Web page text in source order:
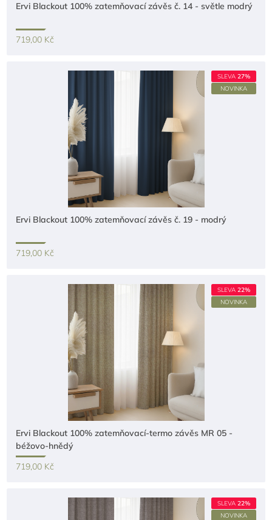
Ervi Blackout 100% zatemňovací závěs č. 14 - světle modrý
719,00 Kč
SLEVA 27%
NOVINKA
Ervi Blackout 100% zatemňovací závěs č. 19 - modrý
719,00 Kč
SLEVA 22%
NOVINKA
Ervi Blackout 100% zatemňovací-termo závěs MR 05 -
béžovo-hnědý
719,00 Kč
SLEVA 22%
NOVINKA